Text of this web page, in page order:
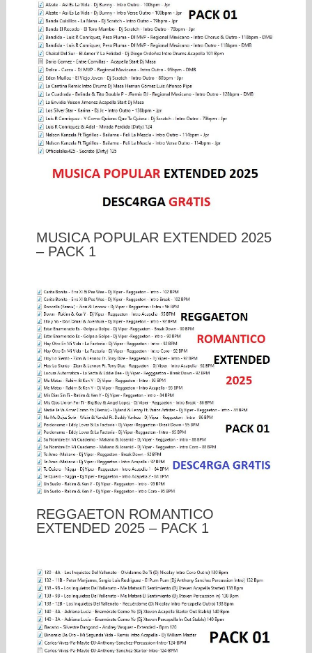
MUSICA POPULAR EXTENDED 2025
– PACK 1
REGGAETON ROMANTICO
EXTENDED 2025 – PACK 1